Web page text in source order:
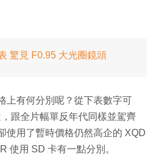
驚見 F0.95 大光圈鏡頭
上有何分別呢？從下表數字可
跟全片幅單反年代同樣並駕齊
使用了暫時價格仍然高企的 XQD
使用 SD 卡有一點分別。